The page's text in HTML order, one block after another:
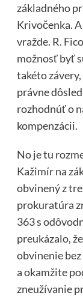
základného
Krivočenka.
vražde. R.
možnosť byť
takéto
právne
rozhodnúť o
kompenzácii.
No je tu
Kažimír na
obvinený z
prokuratúra
363 s
preukázalo,
obvinenie
a okamžite
zneužívanie